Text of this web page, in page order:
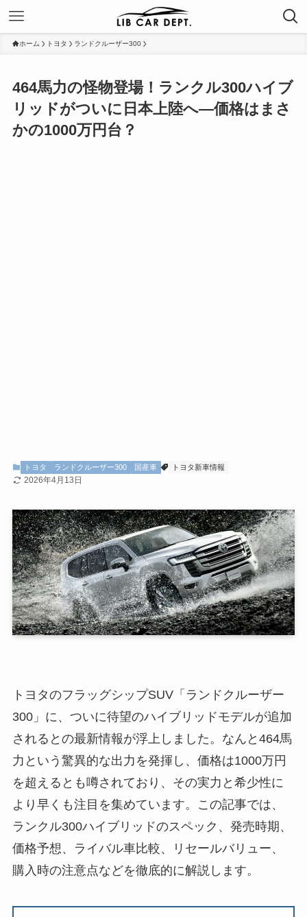
ホーム トヨタ ランドクルーザー300
464馬力の怪物登場！ランクル300ハイブ
リッドがついに日本上陸へ―価格はまさ
かの1000万円台？
トヨタ ランドクルーザー300 国産車 トヨタ新車情報
2026年4月13日
トヨタのフラッグシップSUV「ランドクルーザー
300」に、ついに待望のハイブリッドモデルが追加
されるとの最新情報が浮上しました。なんと464馬
力という驚異的な出力を発揮し、価格は1000万円
を超えるとも噂されており、その実力と希少性に
より早くも注目を集めています。この記事では、
ランクル300ハイブリッドのスペック、発売時期、
価格予想、ライバル車比較、リセールバリュー、
購入時の注意点などを徹底的に解説します。